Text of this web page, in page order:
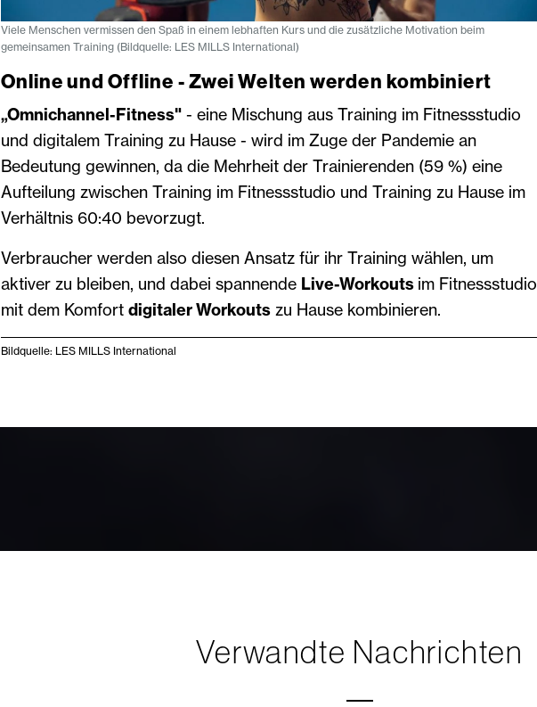
Viele Menschen vermissen den Spaß in einem lebhaften Kurs und die zusätzliche Motivation beim
gemeinsamen Training (Bildquelle: LES MILLS International)
Online und Offline - Zwei Welten werden kombiniert
„Omnichannel-Fitness"- eine Mischung aus Training im Fitnessstudio
und digitalem Training zu Hause - wird im Zuge der Pandemie an
Bedeutung gewinnen, da die Mehrheit der Trainierenden (59 %) eine
Aufteilung zwischen Training im Fitnessstudio und Training zu Hause im
Verhältnis 60:40 bevorzugt.
Verbraucher werden also diesen Ansatz für ihr Training wählen, um
aktiver zu bleiben, und dabei spannende Live-Workouts im Fitnessstudio
mit dem Komfort digitaler Workoutszu Hause kombinieren.
Bildquelle: LES MILLS International
Verwandte Nachrichten